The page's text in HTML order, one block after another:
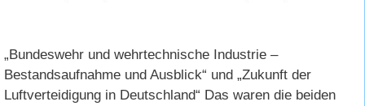
„Bundeswehr und wehrtechnische Industrie –
Bestandsaufnahme und Ausblick“ und „Zukunft der
Luftverteidigung in Deutschland“ Das waren die beiden